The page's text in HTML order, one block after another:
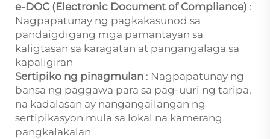
e-DOC (Electronic Document of Compliance) :
Nagpapatunay ng pagkakasunod sa
pandaigdigang mga pamantayan sa
kaligtasan sa karagatan at pangangalaga sa
kapaligiran
Sertipiko ng pinagmulan : Nagpapatunay ng
bansa ng paggawa para sa pag-uuri ng taripa,
na kadalasan ay nangangailangan ng
sertipikasyon mula sa lokal na kamerang
pangkalakalan